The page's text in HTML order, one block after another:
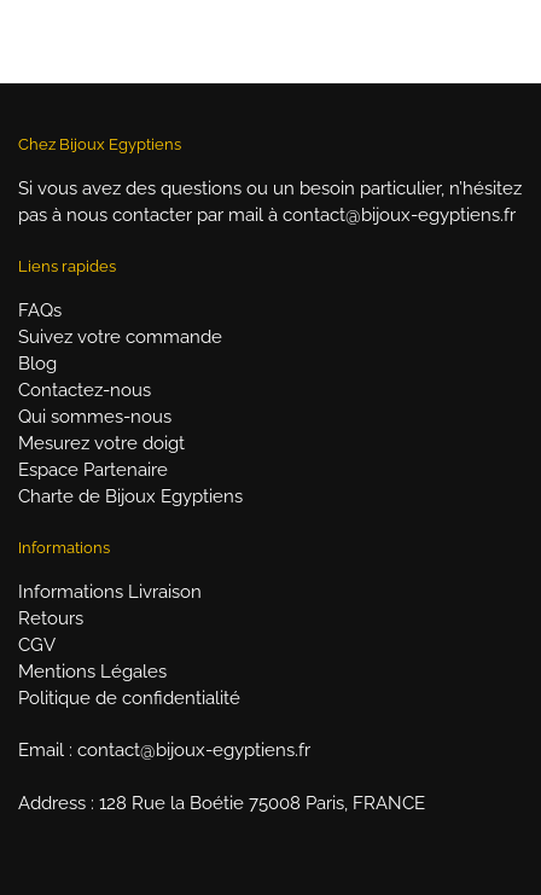
Chez Bijoux Egyptiens
Si vous avez des questions ou un besoin particulier, n’hésitez
pas à nous contacter par mail à contact@bijoux-egyptiens.fr
Liens rapides
FAQs
Suivez votre commande
Blog
Contactez-nous
Qui sommes-nous
Mesurez votre doigt
Espace Partenaire
Charte de Bijoux Egyptiens
Informations
Informations Livraison
Retours
CGV
Mentions Légales
Politique de confidentialité
Email : contact@bijoux-egyptiens.fr
Address : 128 Rue la Boétie 75008 Paris, FRANCE